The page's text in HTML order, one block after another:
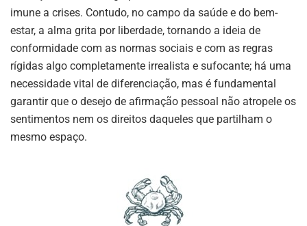
imune a crises. Contudo, no campo da saúde e do bem-
estar, a alma grita por liberdade, tornando a ideia de
conformidade com as normas sociais e com as regras
rígidas algo completamente irrealista e sufocante; há uma
necessidade vital de diferenciação, mas é fundamental
garantir que o desejo de afirmação pessoal não atropele os
sentimentos nem os direitos daqueles que partilham o
mesmo espaço.